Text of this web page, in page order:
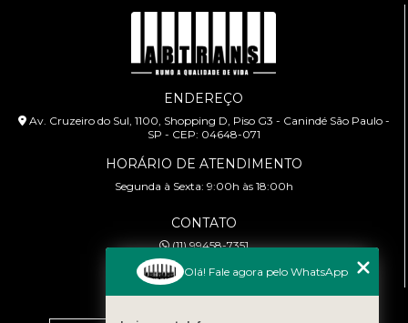
ENDEREÇO
Av. Cruzeiro do Sul, 1100, Shopping D, Piso G3 - Canindé São Paulo -
SP - CEP: 04648-071
HORÁRIO DE ATENDIMENTO
Segunda à Sexta: 9:00h às 18:00h
CONTATO
(11) 99458-7351
cursoabtrans@gmail.com
Olá! Fale agora pelo WhatsApp